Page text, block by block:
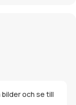
och se till